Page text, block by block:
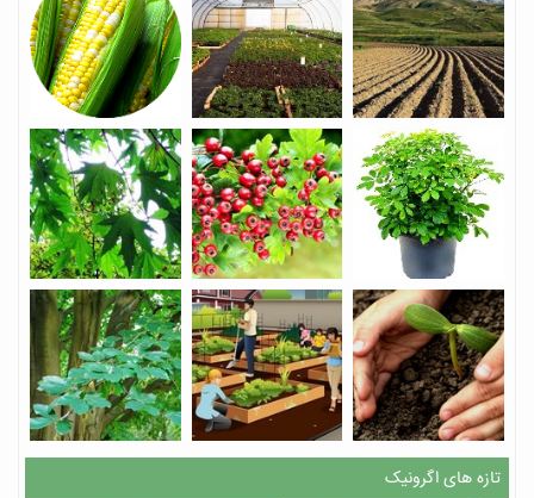
تازه های اگرونیک